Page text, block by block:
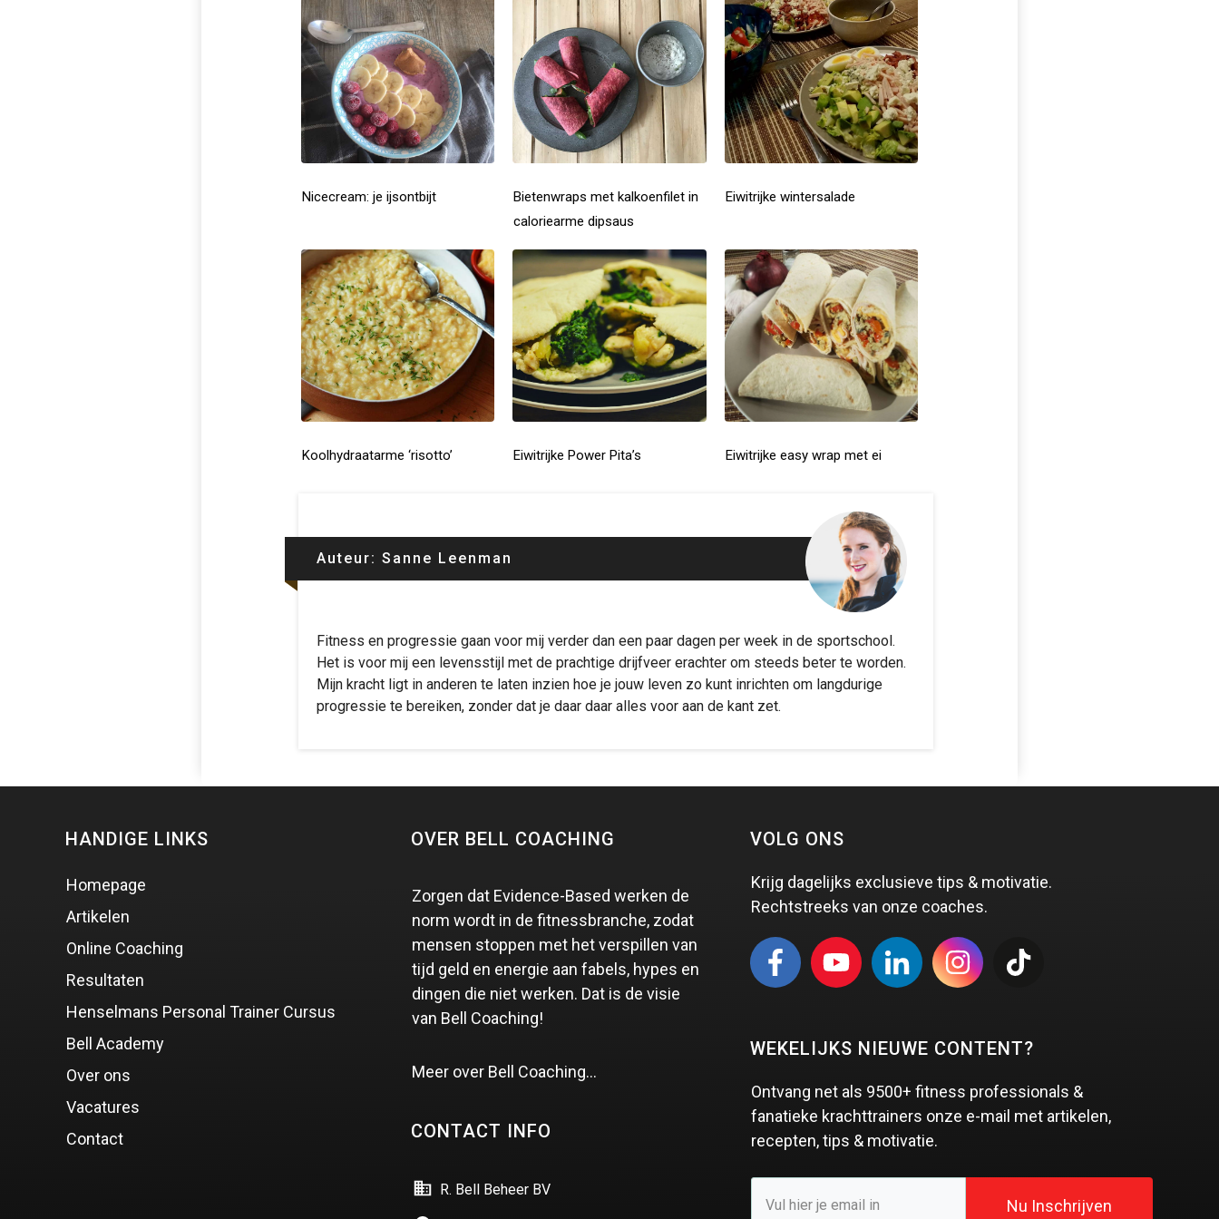
Nicecream: je ijsontbijt
Bietenwraps met kalkoenfilet in
caloriearme dipsaus
Eiwitrijke wintersalade
Koolhydraatarme ‘risotto’ Eiwitrijke Power Pita’s Eiwitrijke easy wrap met ei
Auteur: Sanne Leenman
Fitness en progressie gaan voor mij verder dan een paar dagen per week in de sportschool.
Het is voor mij een levensstijl met de prachtige drijfveer erachter om steeds beter te worden.
Mijn kracht ligt in anderen te laten inzien hoe je jouw leven zo kunt inrichten om langdurige
progressie te bereiken, zonder dat je daar daar alles voor aan de kant zet.
HANDIGE LINKS
Homepage
Artikelen
Online Coaching
Resultaten
Henselmans Personal Trainer Cursus
Bell Academy
Over ons
Vacatures
Contact
OVER BELL COACHING
Zorgen dat Evidence-Based werken de
norm wordt in de fitnessbranche, zodat
mensen stoppen met het verspillen van
tijd geld en energie aan fabels, hypes en
dingen die niet werken. Dat is de visie
van Bell Coaching!
Meer over Bell Coaching…
CONTACT INFO
R. Bell Beheer BV
VOLG ONS
Krijg dagelijks exclusieve tips & motivatie.
Rechtstreeks van onze coaches.
WEKELIJKS NIEUWE CONTENT?
Ontvang net als 9500+ fitness professionals &
fanatieke krachttrainers onze e-mail met artikelen,
recepten, tips & motivatie.
Nu Inschrijven